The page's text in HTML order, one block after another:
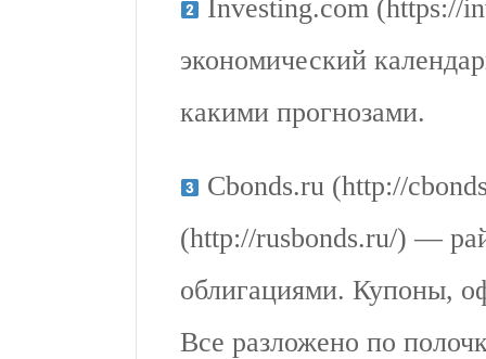
Investing.com
экономический
какими прогнозами.
Cbonds.ru (http://
(http://rusbonds.ru/) —
облигациями. Купоны,
Все разложено по